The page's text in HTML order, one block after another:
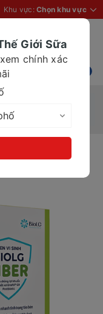
Khu vực: Chọn khu vực
FIBER
Giới Sữa
chính xác